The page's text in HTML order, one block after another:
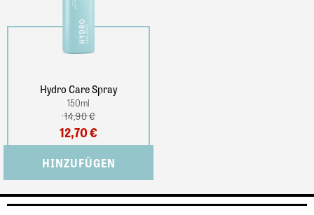
Hydro Care Spray
150ml
14,90 €
12,70 €